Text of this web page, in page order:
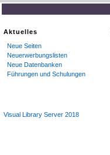
Aktuelles
Neue Seiten
Neuerwerbungslisten
Neue Datenbanken
Führungen und Schulungen
Visual Library Server 2018